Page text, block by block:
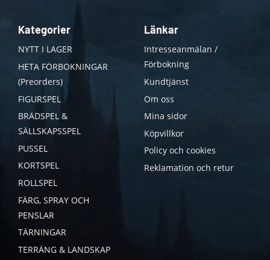
Kategorier
NYTT I LAGER
HETA FÖRBOKNINGAR
(Preorders)
FIGURSPEL
BRÄDSPEL &
SÄLLSKAPSSPEL
PUSSEL
KORTSPEL
ROLLSPEL
FÄRG, SPRAY OCH
PENSLAR
TÄRNINGAR
TERRÄNG & LANDSKAP
Länkar
Intresseanmälan /
Förbokning
Kundtjänst
Om oss
Mina sidor
Köpvillkor
Policy och cookies
Reklamation och retur